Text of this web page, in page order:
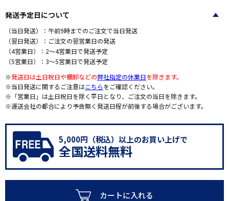
発送予定日について
（当日発送）：午前9時までのご注文で当日発送
（翌日発送）：ご注文の翌営業日の発送
（4営業日）：2～4営業日で発送予定
（5営業日）：3～5営業日で発送予定
※発送日は土日祝日や棚卸などの弊社指定の休業日を除きます。
※当日発送に関するご注意はこちらをご確認ください。
※「営業日」は土日祝日を除く平日となり、ご注文の当日を除きます。
※運送会社の都合により予告無く発送日程が前後する場合がございます。
5,000円（税込）以上のお買い上げで
全国送料無料
カートに入れる